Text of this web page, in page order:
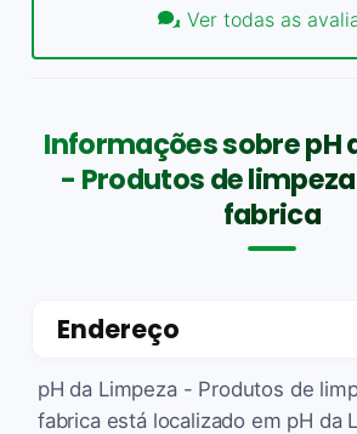
Ver todas as
Informações sobre pH
- Produtos de
fabrica
Endereço
pH da Limpeza - Produtos de
fabrica está localizado em pH da